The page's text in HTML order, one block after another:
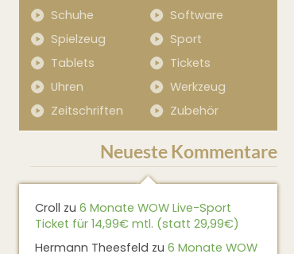
Schuhe
Software
Spielzeug
Sport
Tablets
Tickets
Uhren
Werkzeug
Zeitschriften
Zubehör
Neueste Kommentare
Croll zu 6 Monate WOW Live-Sport
Ticket für 14,99€ mtl. (statt 29,99€)
Hermann Theesfeld zu 6 Monate WOW